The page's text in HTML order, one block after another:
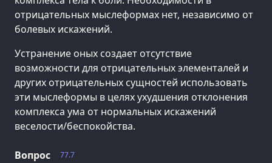
отрицательных мыслеформах нет, независимо от
болевых искажений.
Устранение оных создает отсутствие
возможности для отрицательных элементалей и
других отрицательных сущностей использовать
эти мыслеформы в целях ухудшения отклонения
комплекса ума от нормальных искажений
веселости/беспокойства.
77.7
Вопрос